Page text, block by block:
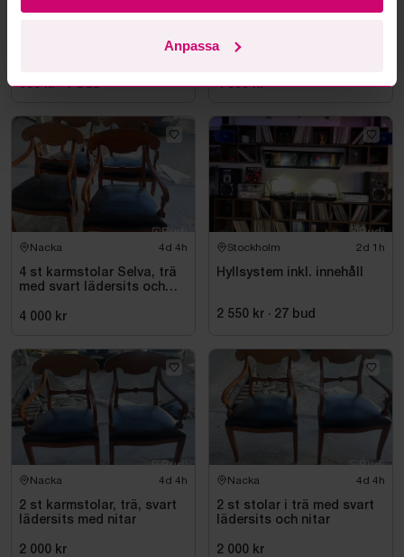
Anpassa
Kävlinge 4d 4h
500 kr ·1 bud
Nacka 4d 4h
4 karmstolar, trä, svart
lädersits med nitar
4 000 kr
Nacka 4d 4h
4 st karmstolar Selva, trä
med svart lädersits och
4 000 kr
Stockholm 2d 1h
Hyllsystem inkl. innehåll
2 550 kr · 27 bud
Nacka 4d 4h
2 st karmstolar, trä, svart
lädersits med nitar
2 000 kr
Nacka 4d 4h
2 st stolar i trä med svart
lädersits och nitar
2 000 kr